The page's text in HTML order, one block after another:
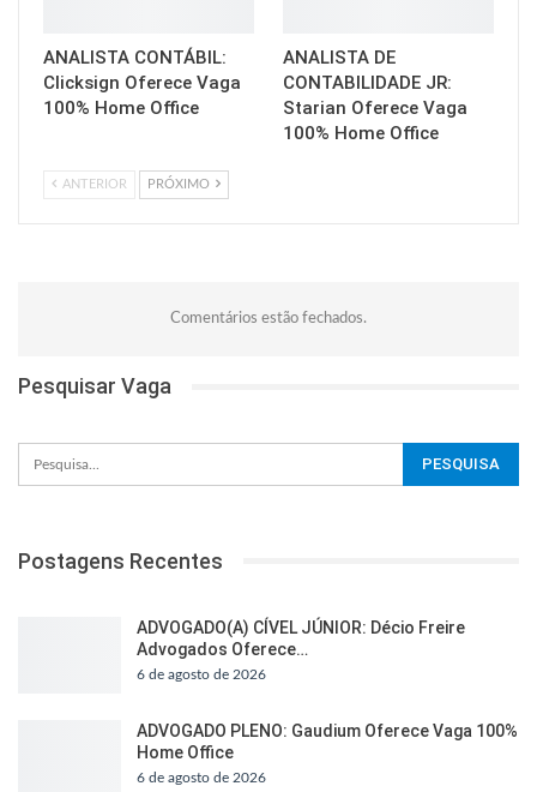
ANALISTA CONTÁBIL:
Clicksign Oferece Vaga
100% Home Office
ANALISTA DE
CONTABILIDADE JR:
Starian Oferece Vaga
100% Home Office
ANTERIOR PRÓXIMO
Comentários estão fechados.
Pesquisar Vaga
Postagens Recentes
ADVOGADO(A) CÍVEL JÚNIOR: Décio Freire
Advogados Oferece…
6 de agosto de 2026
ADVOGADO PLENO: Gaudium Oferece Vaga 100%
Home Office
6 de agosto de 2026